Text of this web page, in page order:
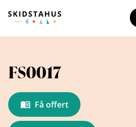
FS0017
Få offert